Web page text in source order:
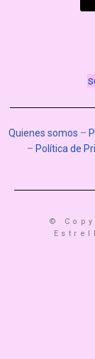
Quienes somos –
– Política de
©